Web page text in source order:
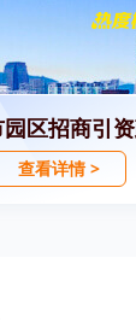
区招商引
查看详情 >